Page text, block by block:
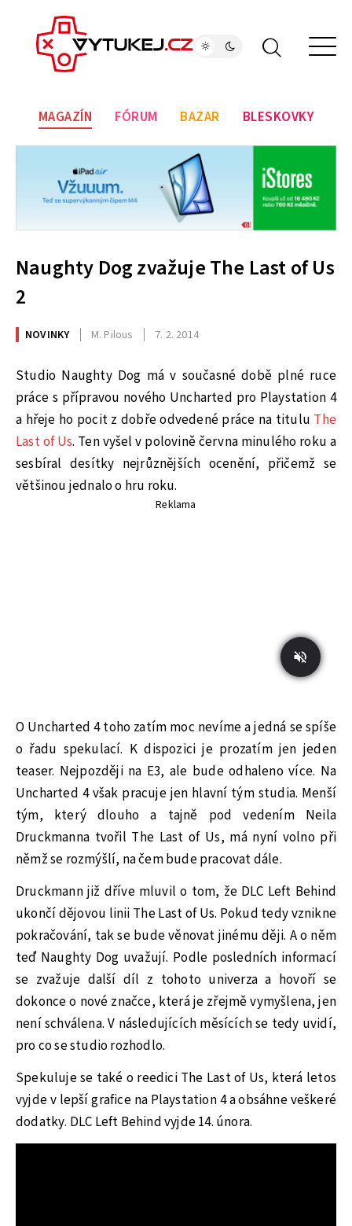
MAGAZÍN FÓRUM BAZAR BLESKOVKY
Naughty Dog zvažuje The Last of Us
2
NOVINKY M. Pilous 7. 2. 2014
Studio Naughty Dog má v současné době plné ruce
práce s přípravou nového Uncharted pro Playstation 4
a hřeje ho pocit z dobře odvedené práce na titulu The
Last of Us. Ten vyšel v polovině června minulého roku a
sesbíral desítky nejrůznějších ocenění, přičemž se
většinou jednalo o hru roku.
Reklama
O Uncharted 4 toho zatím moc nevíme a jedná se spíše
o řadu spekulací. K dispozici je prozatím jen jeden
teaser. Nejpozději na E3, ale bude odhaleno více. Na
Uncharted 4 však pracuje jen hlavní tým studia. Menší
tým, který dlouho a tajně pod vedením Neila
Druckmanna tvořil The Last of Us, má nyní volno při
němž se rozmýšlí, na čem bude pracovat dále.
Druckmann již dříve mluvil o tom, že DLC Left Behind
ukončí dějovou linii The Last of Us. Pokud tedy vznikne
pokračování, tak se bude věnovat jinému ději. A o něm
teď Naughty Dog uvažují. Podle posledních informací
se zvažuje další díl z tohoto univerza a hovoří se
dokonce o nové značce, která je zřejmě vymyšlena, jen
není schválena. V následujících měsících se tedy uvidí,
pro co se studio rozhodlo.
Spekuluje se také o reedici The Last of Us, která letos
vyjde v lepší grafice na Playstation 4 a obsáhne veškeré
dodatky. DLC Left Behind vyjde 14. února.